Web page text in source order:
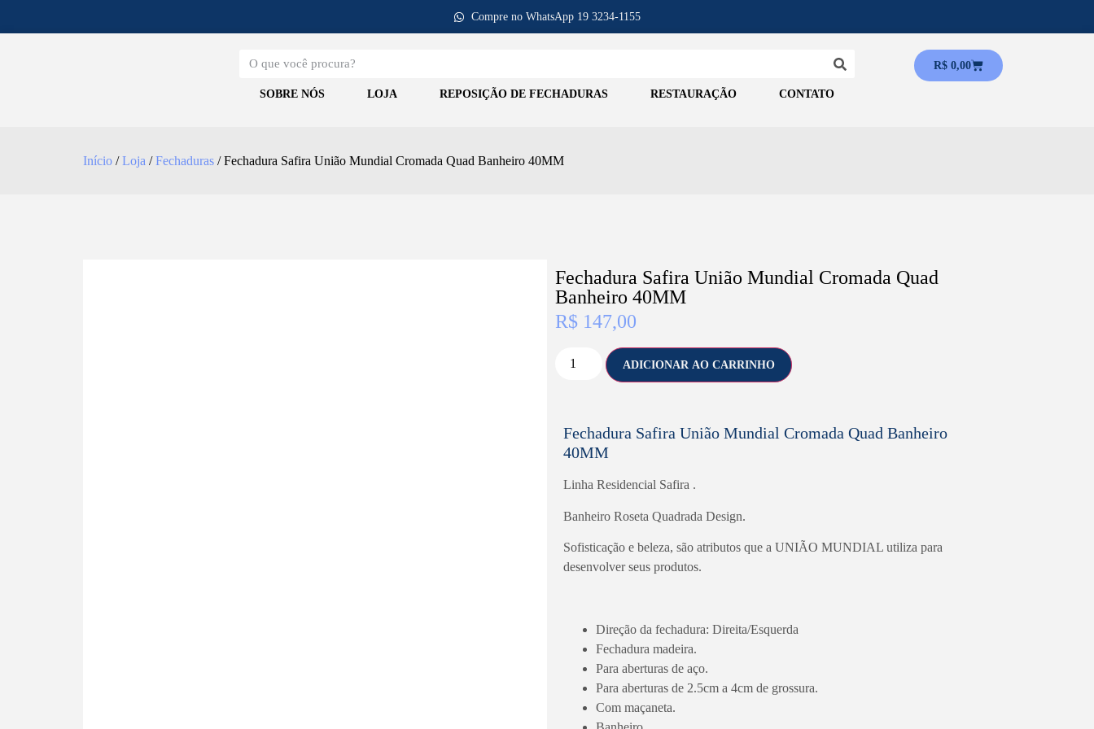
Compre no WhatsApp 19 3234-1155
SOBRE NÓS LOJA REPOSIÇÃO DE FECHADURAS RESTAURAÇÃO CONTATO
R$0,00
Início /Loja /Fechaduras / Fechadura Safira União Mundial Cromada Quad Banheiro 40MM
Fechadura Safira União Mundial Cromada Quad
Banheiro 40MM
R$ 147,00
ADICIONAR AO CARRINHO
Fechadura Safira União Mundial Cromada Quad Banheiro
40MM
Linha Residencial Safira .
Banheiro Roseta Quadrada Design.
Sofisticação e beleza, são atributos que a UNIÃO MUNDIAL utiliza para
desenvolver seus produtos.
Direção da fechadura: Direita/Esquerda
Fechadura madeira.
Para aberturas de aço.
Para aberturas de 2.5cm a 4cm de grossura.
Com maçaneta.